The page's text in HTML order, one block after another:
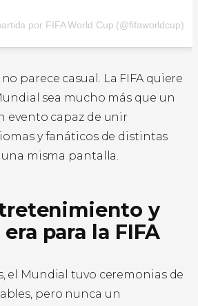
por FIFA World Cup (@fifaworldcup)
parece casual. La FIFA quiere
sea mucho más que un
evento capaz de unir
y fanáticos de distintas
misma pantalla.
y
para la FIFA
el Mundial tuvo ceremonias de
pero nunca un